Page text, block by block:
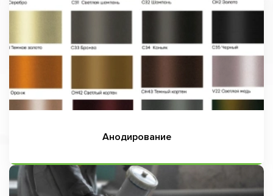
Анодирование